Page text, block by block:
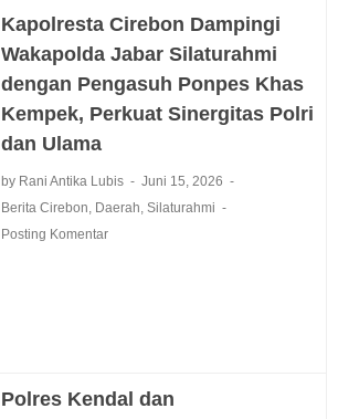
Kapolresta Cirebon Dampingi
Wakapolda Jabar Silaturahmi
dengan Pengasuh Ponpes Khas
Kempek, Perkuat Sinergitas Polri
dan Ulama
by Rani Antika Lubis
Juni 15, 2026
Berita Cirebon Daerah Silaturahmi
Posting Komentar
Polres Kendal dan